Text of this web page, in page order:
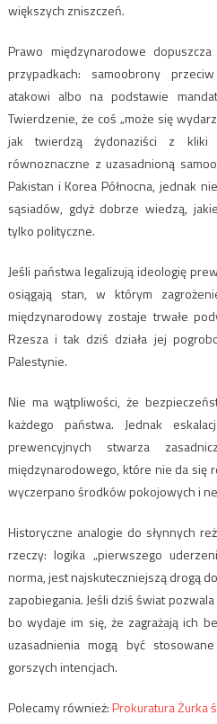
większych zniszczeń.
Prawo międzynarodowe
przypadkach: samoobrony
atakowi albo na podstawie
Twierdzenie, że coś „może się
jak twierdzą żydonaziści z kliki
równoznaczne z uzasadnioną
Pakistan i Korea Północna, jednak
sąsiadów, gdyż dobrze wiedzą,
tylko polityczne.
Jeśli państwa legalizują ideologię
osiągają stan, w którym
międzynarodowy zostaje trwałe
Rzesza i tak dziś działa jej
Palestynie.
Nie ma wątpliwości, że
każdego państwa. Jednak
prewencyjnych stwarza
międzynarodowego, które nie da się
wyczerpano środków pokojowych i
Historyczne analogie do słynnych
rzeczy: logika „pierwszego
norma, jest najskuteczniejszą drogą
zapobiegania. Jeśli dziś świat
bo wydaje im się, że zagrażają ich
uzasadnienia mogą być
gorszych intencjach.
Polecamy również:Prokuratura Żurka